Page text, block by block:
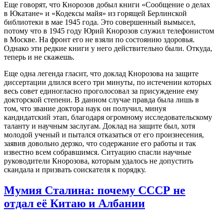
Еще говорят, что Кнорозов добыл книги «Сообщение о делах
в Юкатане» и «Кодексы майя» из горящей Берлинской
библиотеки в мае 1945 года. Это совершенный вымысел,
потому что в 1945 году Юрий Кнорозов служил телефонистом
в Москве. На фронт его не взяли по состоянию здоровья.
Однако эти редкие книги у него действительно были. Откуда,
теперь и не скажешь.
Еще одна легенда гласит, что доклад Кнорозова на защите
диссертации длился всего три минуты, по истечении которых
весь совет единогласно проголосовал за присуждение ему
докторской степени. В данном случае правда была лишь в
том, что звание доктора наук он получил, минуя
кандидатский этап, благодаря огромному исследовательскому
таланту и научным заслугам. Доклад на защите был, хотя
молодой ученый и пытался отказаться от его произнесения,
заявив довольно дерзко, что содержание его работы и так
известно всем собравшимся. Ситуацию спасли научные
руководители Кнорозова, которым удалось не допустить
скандала и призвать соискателя к порядку.
Мумия Сталина: почему СССР не
отдал её Китаю и Албании